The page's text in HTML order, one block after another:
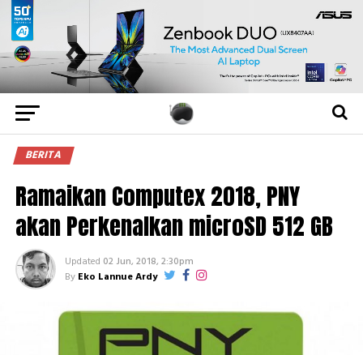
BERITA
Ramaikan Computex 2018, PNY
akan Perkenalkan microSD 512 GB
Updated 02 Jun, 2018, 2:30pm
By Eko Lannue Ardy